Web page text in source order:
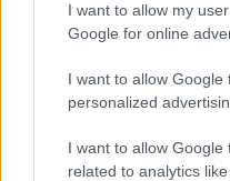
I want to allow my
Google for online
I want to allow Google
personalized
I want to allow Google
related to analytics
Η Maria Rolls χωρίς φίλτρο